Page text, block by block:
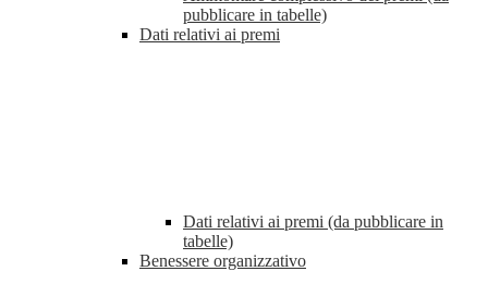
pubblicare in tabelle)
Dati relativi ai premi
Dati relativi ai premi (da pubblicare in
tabelle)
Benessere organizzativo